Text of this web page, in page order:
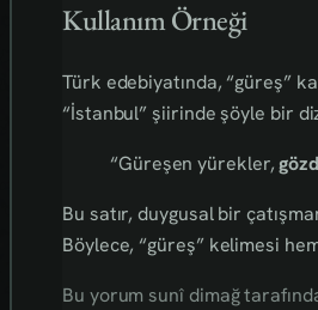
Kullanım Örneği
Türk edebiyatında, “güreş”
“İstanbul” şiirinde şöyle bir
“Güreşen yürekler,
Bu satır, duygusal bir
Böylece, “güreş” kelimesi
Bu yorum sunî dimağ